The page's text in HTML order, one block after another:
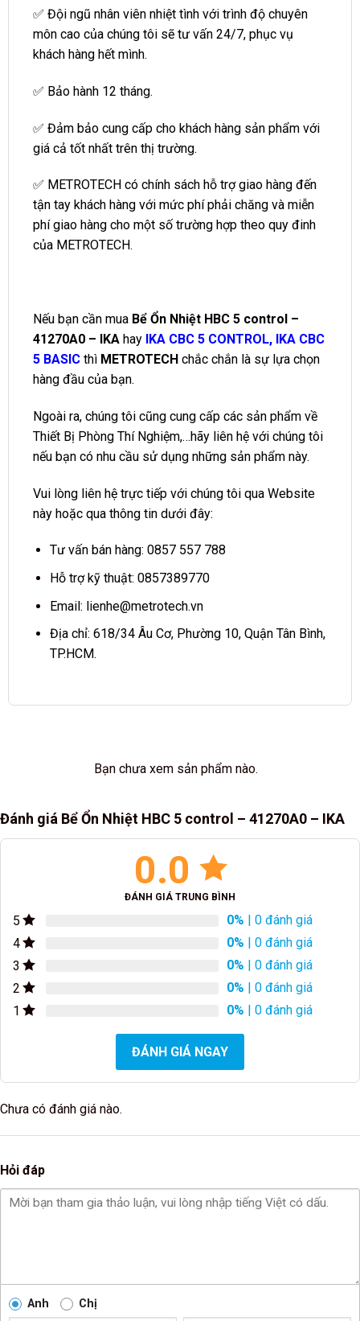
✅ Đội ngũ nhân viên nhiệt tình với trình độ chuyên
môn cao của chúng tôi sẽ tư vấn 24/7, phục vụ
khách hàng hết mình.
✅ Bảo hành 12 tháng.
✅ Đảm bảo cung cấp cho khách hàng sản phẩm với
giá cả tốt nhất trên thị trường.
✅ METROTECH có chính sách hỗ trợ giao hàng đến
tận tay khách hàng với mức phí phải chăng và miễn
phí giao hàng cho một số trường hợp theo quy đinh
của METROTECH.
Nếu bạn cần mua Bể Ổn Nhiệt HBC 5 control –
41270A0 – IKA hay IKA CBC 5 CONTROL, IKA CBC
5 BASIC thì METROTECH chắc chắn là sự lựa chọn
hàng đầu của bạn.
Ngoài ra, chúng tôi cũng cung cấp các sản phẩm về
Thiết Bị Phòng Thí Nghiệm,…hãy liên hệ với chúng tôi
nếu bạn có nhu cầu sử dụng những sản phẩm này.
Vui lòng liên hệ trực tiếp với chúng tôi qua Website
này hoặc qua thông tin dưới đây:
Tư vấn bán hàng: 0857 557 788
Hỗ trợ kỹ thuật: 0857389770
Email: lienhe@metrotech.vn
Địa chỉ: 618/34 Âu Cơ, Phường 10, Quận Tân Bình,
TP.HCM.
Bạn chưa xem sản phẩm nào.
Đánh giá Bể Ổn Nhiệt HBC 5 control – 41270A0 – IKA
0.0
ĐÁNH GIÁ TRUNG BÌNH
5 0% | 0 đánh giá
4
0% | 0 đánh giá
3
0% | 0 đánh giá
2
0% | 0 đánh giá
1
0% | 0 đánh giá
ĐÁNH GIÁ NGAY
Chưa có đánh giá nào.
Hỏi đáp
Anh Chị